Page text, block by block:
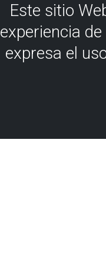
Este sitio
experiencia
expresa el